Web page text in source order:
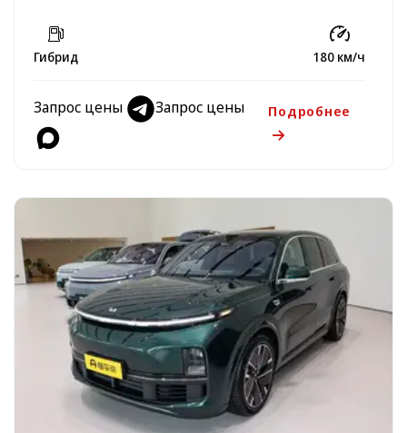
Гибрид 180 км/ч
Запрос цены Запрос цены Подробнее